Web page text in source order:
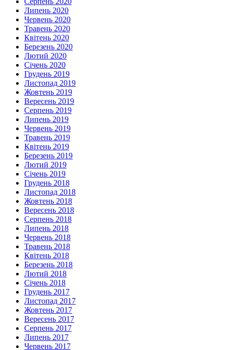
Липень 2020
Червень 2020
Травень 2020
Квітень 2020
Березень 2020
Лютий 2020
Січень 2020
Грудень 2019
Листопад 2019
Жовтень 2019
Вересень 2019
Серпень 2019
Липень 2019
Червень 2019
Травень 2019
Квітень 2019
Березень 2019
Лютий 2019
Січень 2019
Грудень 2018
Листопад 2018
Жовтень 2018
Вересень 2018
Серпень 2018
Липень 2018
Червень 2018
Травень 2018
Квітень 2018
Березень 2018
Лютий 2018
Січень 2018
Грудень 2017
Листопад 2017
Жовтень 2017
Вересень 2017
Серпень 2017
Липень 2017
Червень 2017